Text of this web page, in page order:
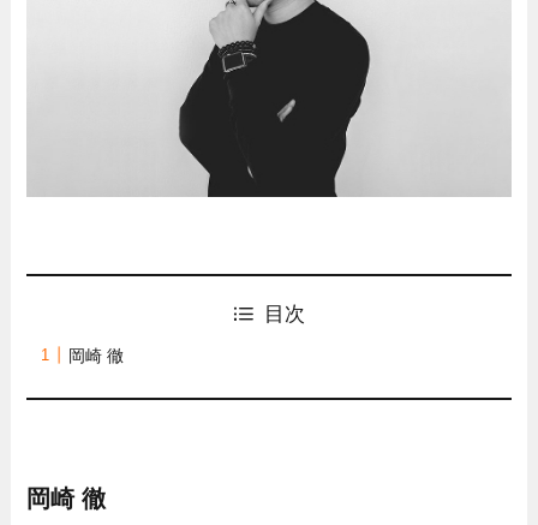
目次
岡崎 徹
岡崎 徹